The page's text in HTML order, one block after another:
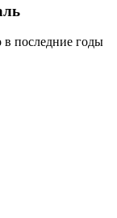
в последние годы